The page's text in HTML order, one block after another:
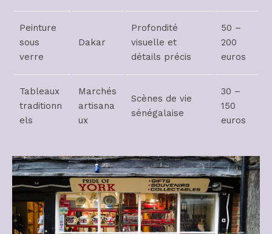
Peinture
sous
verre
Dakar
Profondité
visuelle et
détails précis
50 –
200
euros
Tableaux
traditionn
els
Marchés
artisana
ux
Scènes de vie
sénégalaise
30 –
150
euros